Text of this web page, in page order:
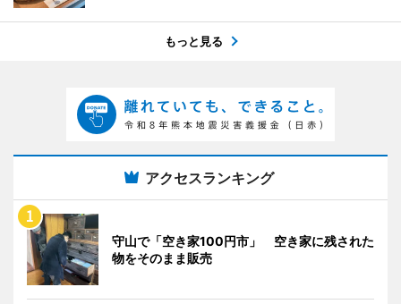
もっと見る
アクセスランキング
守山で「空き家100円市」 空き家に残された
物をそのまま販売